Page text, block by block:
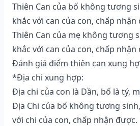
Thiên Can của bố không tương
khắc với can của con, chấp nhận
Thiên Can của mẹ không tương
khắc với can của con, chấp nhận
Đánh giá điểm thiên can xung
*Địa chi xung hợp:
Địa chi của con là Dần, bố là tý,
Địa Chi của bố không tương
với chi của con, chấp nhận được.